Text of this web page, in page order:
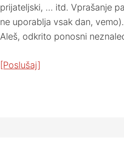
prijateljski, … itd. Vprašanje
ne uporablja vsak dan,
Aleš, odkrito ponosni
[Poslušaj]